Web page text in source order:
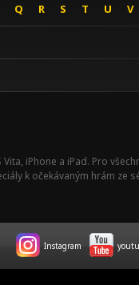
Q R S T U V
Vita, iPhone a iPad. Pro
k očekávaným hrám ze
Instagram